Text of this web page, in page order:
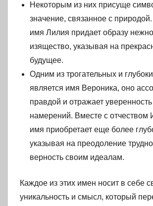
Некоторым из них присуще
значение, связанное с
имя Лилия придает образу
изящество, указывая на
будущее.
Одним из трогательных и
является имя Вероника, оно
правдой и отражает уверенность
намерений. Вместе с отчеством
имя приобретает еще более
указывая на преодоление
верность своим идеалам.
Каждое из этих имен носит в себе
уникальность и смысл, который